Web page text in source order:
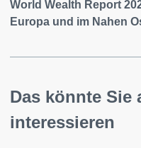
World Wealth Report
Europa und im Nahen
Das könnte Sie
interessieren